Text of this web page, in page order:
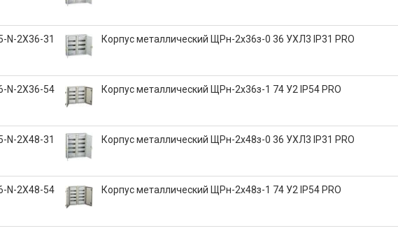
N-2X36-31
Корпус металлический ЩРн-2x36з-0 36 УХЛ3 IP31 PRO
N-2X36-54
Корпус металлический ЩРн-2x36з-1 74 У2 IP54 PRO
N-2X48-31
Корпус металлический ЩРн-2x48з-0 36 УХЛ3 IP31 PRO
N-2X48-54
Корпус металлический ЩРн-2x48з-1 74 У2 IP54 PRO